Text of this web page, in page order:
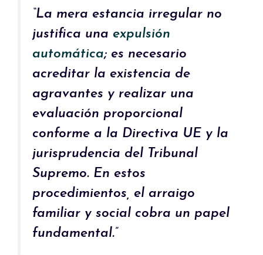
“La mera estancia irregular no
justifica una expulsión
automática; es necesario
acreditar la existencia de
agravantes y realizar una
evaluación proporcional
conforme a la Directiva UE y la
jurisprudencia del Tribunal
Supremo. En estos
procedimientos, el arraigo
familiar y social cobra un papel
fundamental.”